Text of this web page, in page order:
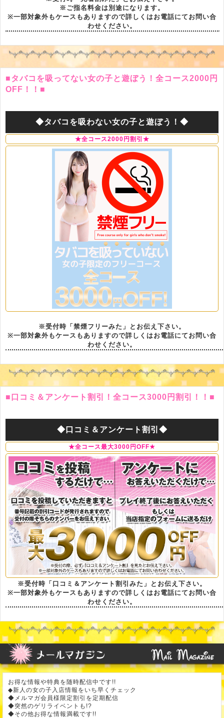
※ご指名料金は別途になります。
※一部対象外もケースもありますので詳しくはお電話にてお問い合
わせください。
■タバコを吸ってない女の子と遊ぼう！全コース2000円
OFF！！■
◆タバコを吸わない女の子と遊ぼう！◆
★全コース2000円割引★
※受付時「禁煙フリーみた」とお伝え下さい。
※一部対象外もケースもありますので詳しくはお電話にてお問い合
わせください。
■口コミ＆アンケート割引！全コース3000円割引！！■
◆口コミ＆アンケート割引◆
★全コース最大3000円OFF★
※受付時「口コミ＆アンケート割引みた」とお伝え下さい。
※一部対象外もケースもありますので詳しくはお電話にてお問い合
わせください。
お得な情報や特典を随時配信中です!!
◆新人の女の子入店情報をいち早くチェック
◆メルマガ会員様限定割引を定期配信
◆突然のゲリライベントも!?
◆その他お得な情報満載です!!